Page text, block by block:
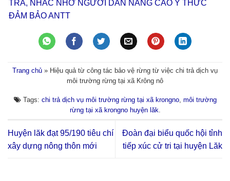
TRA, NHẮC NHỞ NGƯỜI DÂN NÂNG CAO Ý THỨC
ĐẢM BẢO ANTT
Trang chủ » Hiệu quả từ công tác bảo vệ rừng từ việc chi trả dịch vụ
môi trường rừng tại xã Krông nô
Tags: chi trả dịch vụ môi trường rừng tại xã krongno, môi trường
rừng tại xã krongno huyện lăk
Huyện lăk đạt 95/190 tiêu chí
xây dựng nông thôn mới
Đoàn đại biểu quốc hội tỉnh
tiếp xúc cử tri tại huyện Lăk